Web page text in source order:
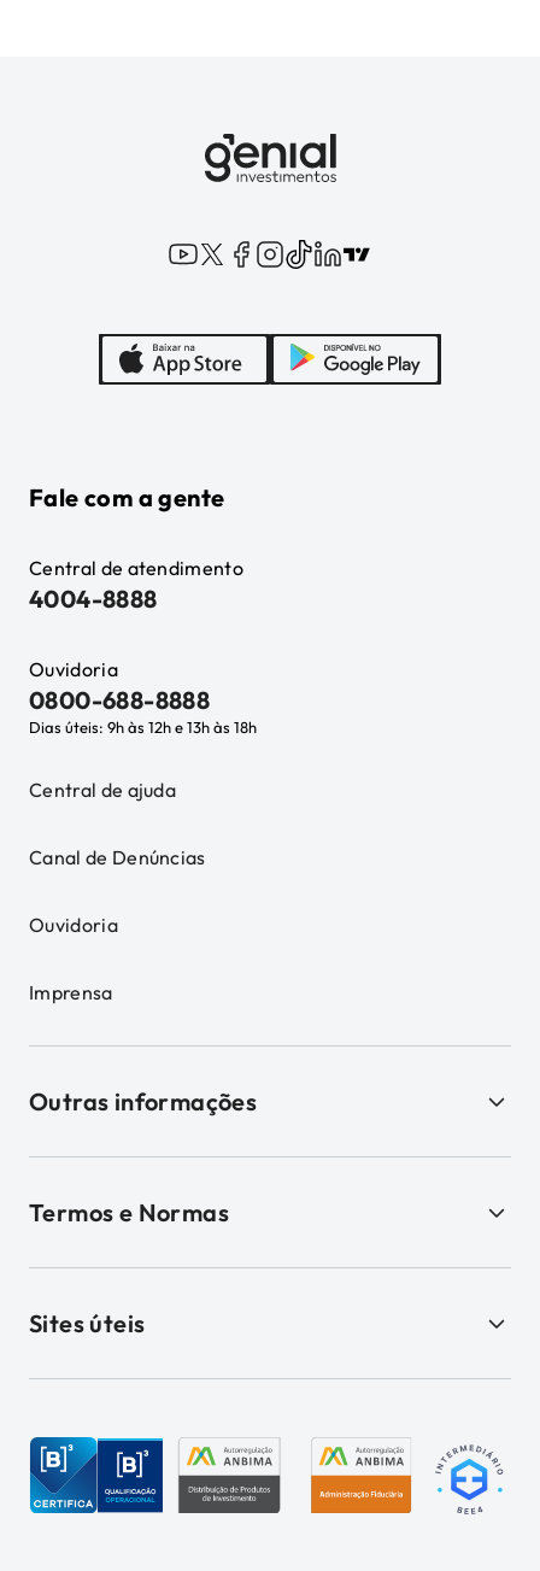
Fale com a gente
Central de atendimento
4004-8888
Ouvidoria
0800-688-8888
Dias úteis: 9h às 12h e 13h às 18h
Central de ajuda
Canal de Denúncias
Ouvidoria
Imprensa
Outras informações
Termos e Normas
Sites úteis